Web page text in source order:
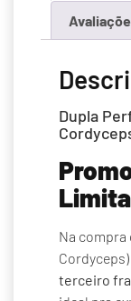
Dupla
Na compra
terceiro